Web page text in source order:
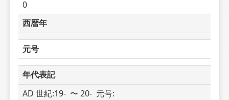
0
西暦年
元号
年代表記
AD 世紀:19-  〜 20-  元号: